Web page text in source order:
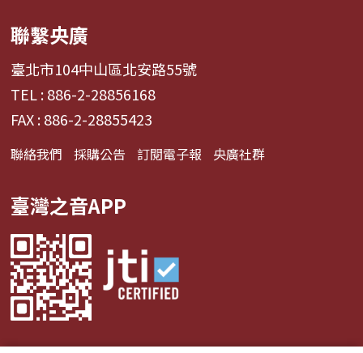
聯繫央廣
臺北市104中山區北安路55號
TEL : 886-2-28856168
FAX : 886-2-28855423
聯絡我們 採購公告 訂閱電子報 央廣社群
臺灣之音APP